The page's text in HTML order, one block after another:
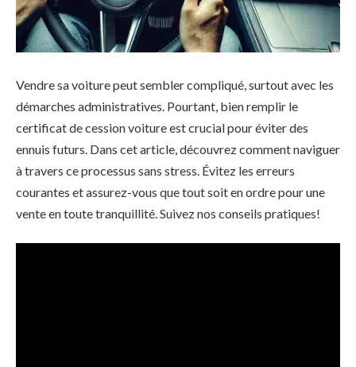
Vendre sa voiture peut sembler compliqué, surtout avec les
démarches administratives. Pourtant, bien remplir le
certificat de cession voiture est crucial pour éviter des
ennuis futurs. Dans cet article, découvrez comment naviguer
à travers ce processus sans stress. Évitez les erreurs
courantes et assurez-vous que tout soit en ordre pour une
vente en toute tranquillité. Suivez nos conseils pratiques!